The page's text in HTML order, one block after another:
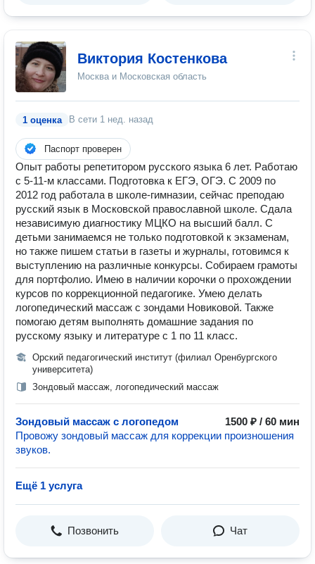
Виктория Костенкова
Москва и Московская область
1 оценка В сети 1 нед. назад
Паспорт проверен
Опыт работы репетитором русского языка 6 лет. Работаю
с 5-11-м классами. Подготовка к ЕГЭ, ОГЭ. С 2009 по
2012 год работала в школе-гимназии, сейчас преподаю
русский язык в Московской православной школе. Сдала
независимую диагностику МЦКО на высший балл. С
детьми занимаемся не только подготовкой к экзаменам,
но также пишем статьи в газеты и журналы, готовимся к
выступлению на различные конкурсы. Собираем грамоты
для портфолио. Имею в наличии корочки о прохождении
курсов по коррекционной педагогике. Умею делать
логопедический массаж с зондами Новиковой. Также
помогаю детям выполнять домашние задания по
русскому языку и литературе с 1 по 11 класс.
Орский педагогический институт (филиал Оренбургского
университета)
Зондовый массаж, логопедический массаж
Зондовый массаж с логопедом
1500 ₽ / 60 мин
Провожу зондовый массаж для коррекции произношения
звуков.
Ещё 1 услуга
Позвонить Чат